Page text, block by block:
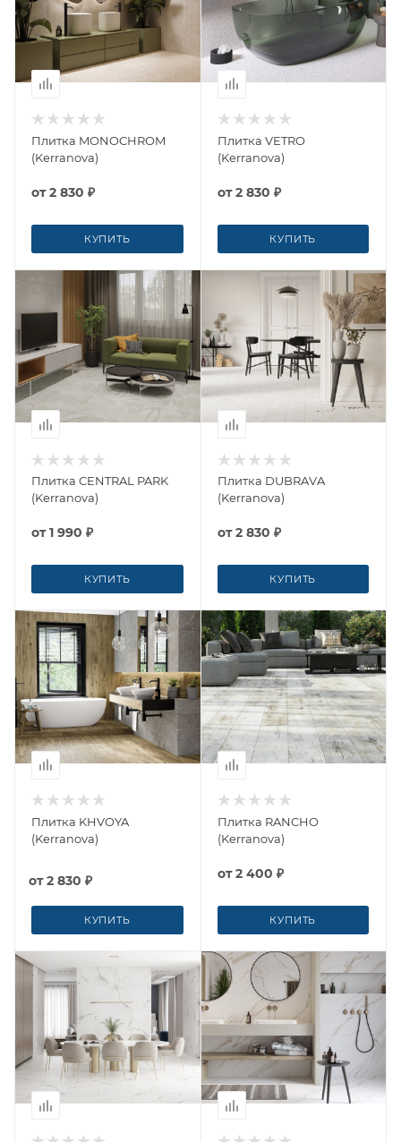
Плитка MONOCHROM
(Kerranova)
от2 830 ₽
КУПИТЬ
Плитка VETRO
(Kerranova)
от2 830 ₽
КУПИТЬ
Плитка CENTRAL PARK
(Kerranova)
от1 990 ₽
КУПИТЬ
Плитка DUBRAVA
(Kerranova)
от2 830 ₽
КУПИТЬ
Плитка KHVOYA
(Kerranova)
от2 830 ₽
КУПИТЬ
Плитка RANCHO
(Kerranova)
от2 400 ₽
КУПИТЬ